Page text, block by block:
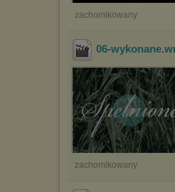
zachomikowany
06-wykonane
zachomikowany